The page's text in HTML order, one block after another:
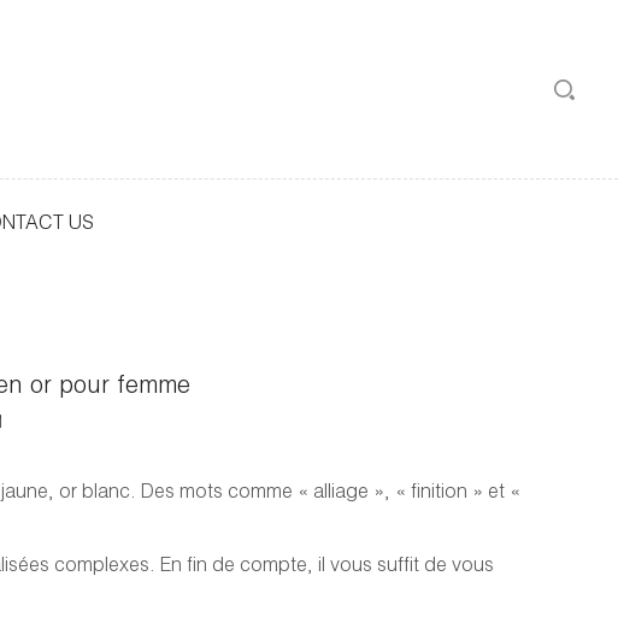
US
or pour femme
or blanc. Des mots comme « alliage », « finition » et «
complexes. En fin de compte, il vous suffit de vous